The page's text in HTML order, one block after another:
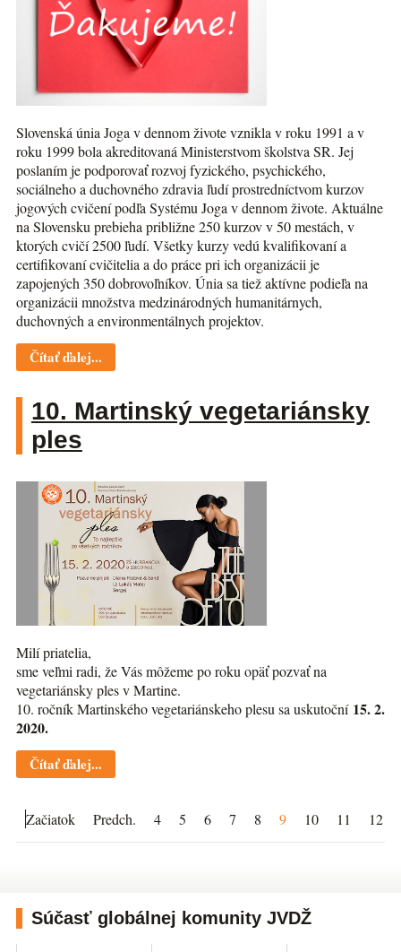
Slovenská únia Joga v dennom živote vznikla v roku 1991 a v
roku 1999 bola akreditovaná Ministerstvom školstva SR. Jej
poslaním je podporovať rozvoj fyzického, psychického,
sociálneho a duchovného zdravia ľudí prostredníctvom kurzov
jogových cvičení podľa Systému Joga v dennom živote. Aktuálne
na Slovensku prebieha približne 250 kurzov v 50 mestách, v
ktorých cvičí 2500 ľudí. Všetky kurzy vedú kvalifikovaní a
certifikovaní cvičitelia a do práce pri ich organizácii je
zapojených 350 dobrovoľníkov. Únia sa tiež aktívne podieľa na
organizácii množstva medzinárodných humanitárnych,
duchovných a environmentálnych projektov.
Čítať ďalej...
10. Martinský vegetariánsky
ples
Milí priatelia,
sme veľmi radi, že Vás môžeme po roku opäť pozvať na
vegetariánsky ples v Martine.
10. ročník Martinského vegetariánskeho plesu sa uskutoční 15. 2.
2020.
Čítať ďalej...
Začiatok Predch. 4 5 6 7 8 9 10 11 12
Súčasť globálnej komunity JVDŽ